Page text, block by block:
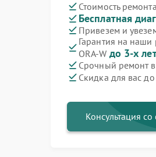
Стоимость ремонта
Бесплатная
Привезем и
Гарантия на
ORA-W до 3-х
Срочный ремонт
Скидка для вас до
Консультация